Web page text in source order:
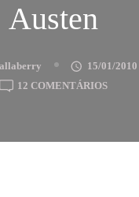
Austen
15/01/2010
12 COMENTÁRIOSEM
JANE